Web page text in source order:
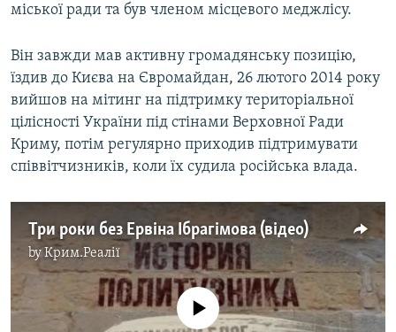
міської ради та був членом місцевого меджлісу.
Він завжди мав активну громадянську позицію,
їздив до Києва на Євромайдан, 26 лютого 2014 року
вийшов на мітинг на підтримку територіальної
цілісності України під стінами Верховної Ради
Криму, потім регулярно приходив підтримувати
співвітчизників, коли їх судила російська влада.
Три роки без Ервіна Ібрагімова (відео)
byКрим.Реалії
No media source currently available